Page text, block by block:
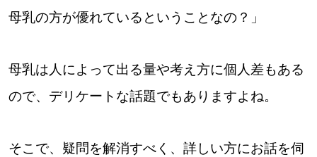
閉じる
母乳の方が優れているということなの？」
母乳は人によって出る量や考え方に個人差もある
ので、デリケートな話題でもありますよね。
そこで、疑問を解消すべく、詳しい方にお話を伺